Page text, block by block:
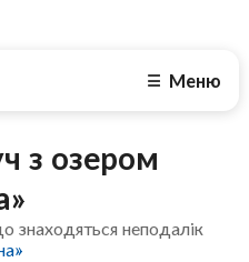
☰ Меню
з озером
знаходяться неподалік